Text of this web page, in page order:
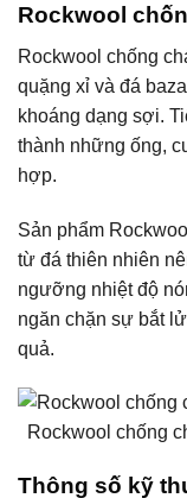
Rockwool
Rockwool chống
quặng xỉ và đá
khoáng dạng sợi.
thành những ống,
hợp.
Sản phẩm
từ đá thiên nhiên
ngưỡng nhiệt độ
ngăn chặn sự bắt
quả.
Rockwool chống
Thông số kỹ